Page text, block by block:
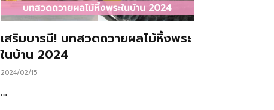
เสริมบารมี! บทสวดถวายผลไม้หิ้งพระ
ในบ้าน 2024
2024/02/15
…